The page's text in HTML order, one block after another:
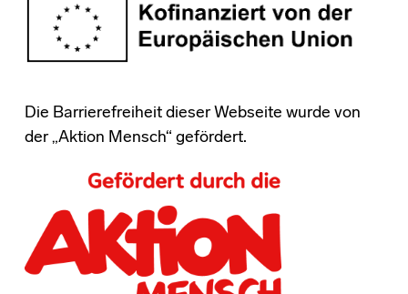
Die Barrierefreiheit dieser Webseite wurde von
der „Aktion Mensch“ gefördert.